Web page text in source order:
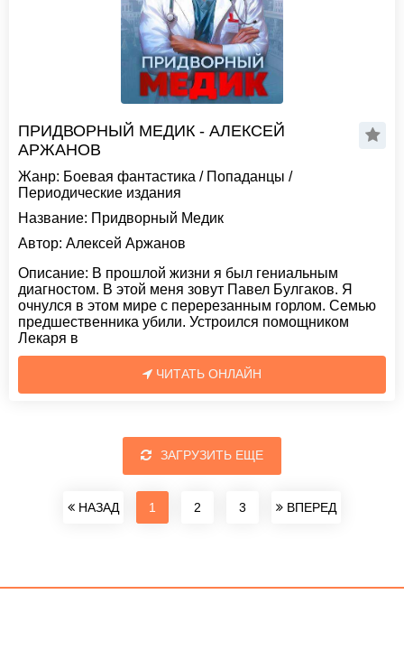
ПРИДВОРНЫЙ МЕДИК - АЛЕКСЕЙ
АРЖАНОВ
Жанр: Боевая фантастика / Попаданцы /
Периодические издания
Название: Придворный Медик
Автор: Алексей Аржанов
Описание: В прошлой жизни я был гениальным
диагностом. В этой меня зовут Павел Булгаков. Я
очнулся в этом мире с перерезанным горлом. Семью
предшественника убили. Устроился помощником
Лекаря в
ЧИТАТЬ ОНЛАЙН
ЗАГРУЗИТЬ ЕЩЕ
НАЗАД 1 2 3 ВПЕРЕД